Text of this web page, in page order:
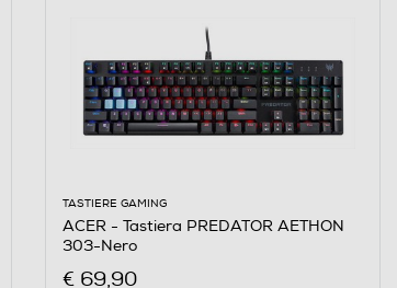
TASTIERE GAMING
ACER - Tastiera PREDATOR AETHON
303-Nero
€ 69,90